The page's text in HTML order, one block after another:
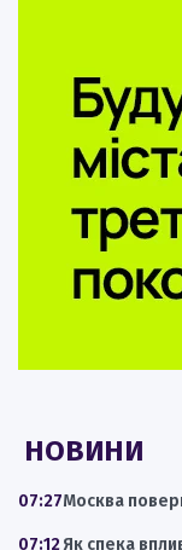
НОВИНИ
07:27Москва
07:12Як спека